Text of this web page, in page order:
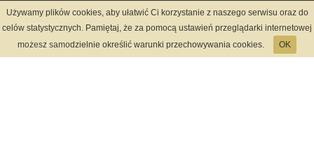
Informacje
Regulamin
Używamy plików cookies, aby ułatwić Ci korzystanie z naszego serwisu oraz do
celów statystycznych. Pamiętaj, że za pomocą ustawień przeglądarki internetowej
możesz samodzielnie określić warunki przechowywania cookies.
OK